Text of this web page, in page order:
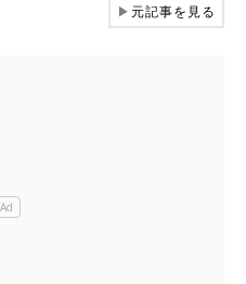
▶元記事を見る